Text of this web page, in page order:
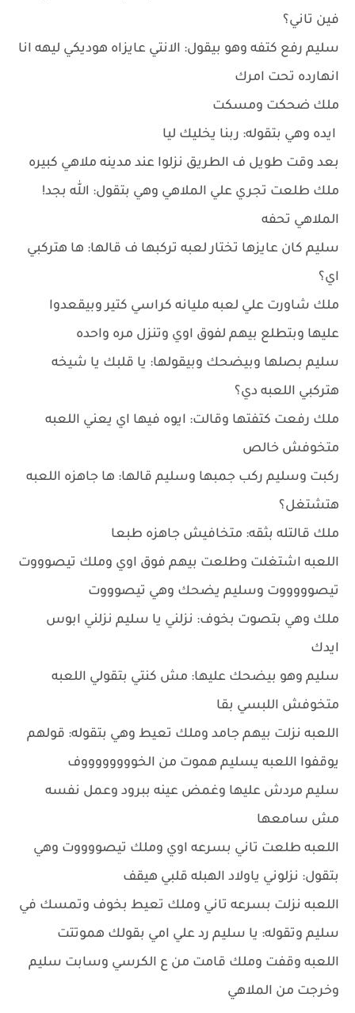
فين تاني؟
سليم رفع كتفه وهو بيقول: الانتي عايزاه هوديكي ليهه انا
انهارده تحت امرك
ملك ضحكت ومسكت
ايده وهي بتقوله: ربنا يخليك ليا
بعد وقت طويل ف الطريق نزلوا عند مدينه ملاهي كبيره
ملك طلعت تجري علي الملاهي وهي بتقول: الله بجد!
الملاهي تحفه
سليم كان عايزها تختار لعبه تركبها ف قالها: ها هتركبي
اي؟
ملك شاورت علي لعبه مليانه كراسي كتير وبيقعدوا
عليها وبتطلع بيهم لفوق اوي وتنزل مره واحده
سليم بصلها وبيضحك وبيقولها: يا قلبك يا شيخه
هتركبي اللعبه دي؟
ملك رفعت كتفتها وقالت: ايوه فيها اي يعني اللعبه
متخوفش خالص
ركبت وسليم ركب جمبها وسليم قالها: ها جاهزه اللعبه
هتشتغل؟
ملك قالتله بثقه: متخافيش جاهزه طبعا
اللعبه اشتغلت وطلعت بيهم فوق اوي وملك تيصوووت
تيصوووووت وسليم يضحك وهي تيصوووت
ملك وهي بتصوت بخوف: نزلني يا سليم نزلني ابوس
ايدك
سليم وهو بيضحك عليها: مش كنتي بتقولي اللعبه
متخوفش اللبسي بقا
اللعبه نزلت بيهم جامد وملك تعيط وهي بتقوله: قولهم
يوقفوا اللعبه يسليم هموت من الخووووووووف
سليم مردش عليها وغمض عينه ببرود وعمل نفسه
مش سامعها
اللعبه طلعت تاني بسرعه اوي وملك تيصووووت وهي
بتقول: نزلوني ياولاد الهبله قلبي هيقف
اللعبه نزلت بسرعه تاني وملك تعيط بخوف وتمسك في
سليم وتقوله: يا سليم رد علي امي بقولك هموتتت
اللعبه وقفت وملك قامت من ع الكرسي وسابت سليم
وخرجت من الملاهي